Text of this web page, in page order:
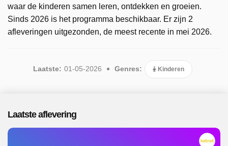
waar de kinderen samen leren, ontdekken en groeien.
Sinds 2026 is het programma beschikbaar. Er zijn 2
afleveringen uitgezonden, de meest recente in mei 2026.
Laatste: 01-05-2026 Genres: Kinderen
Laatste aflevering